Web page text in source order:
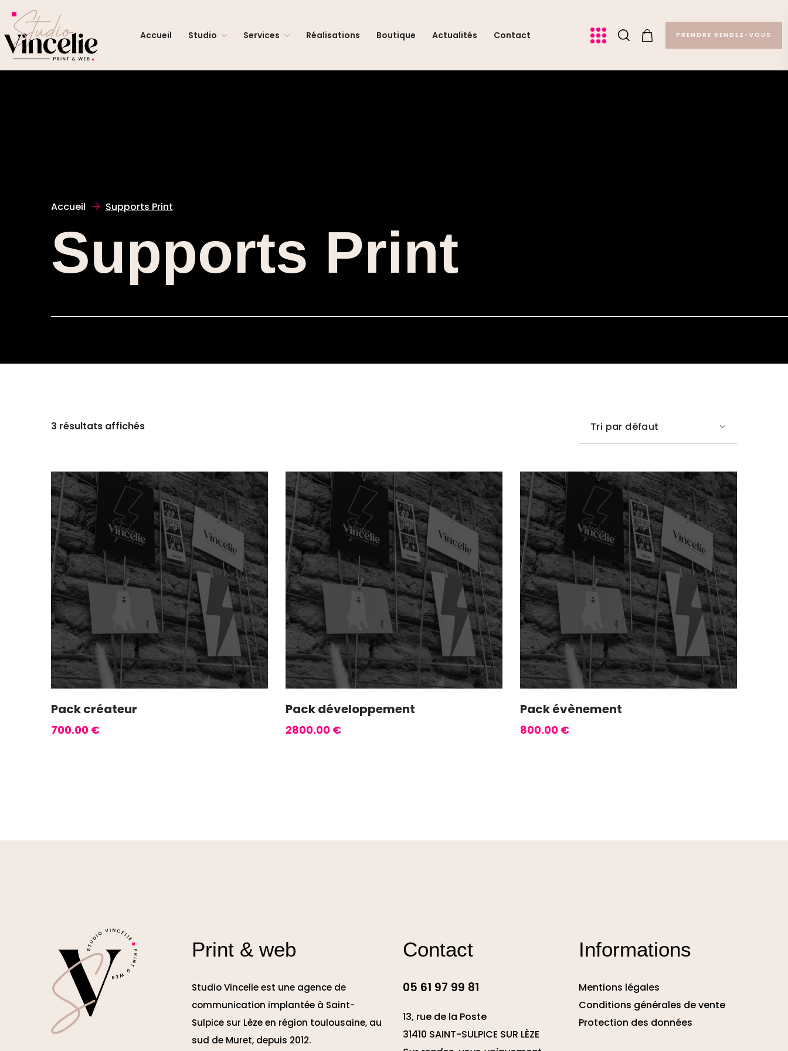
Accueil Studio Services Réalisations Boutique Actualités Contact PRENDRE RENDEZ-VOUS
Accueil Supports Print
Supports Print
3 résultats affichés
Pack créateur
700.00 €
Pack développement
2800.00 €
Pack évènement
800.00 €
Print & web
Studio Vincelie est une agence de
communication implantée à Saint-
Sulpice sur Lèze en région toulousaine, au
sud de Muret, depuis 2012.
Contact
05 61 97 99 81
13, rue de la Poste
31410 SAINT-SULPICE SUR LÈZE
Informations
Mentions légales
Conditions générales de vente
Protection des données